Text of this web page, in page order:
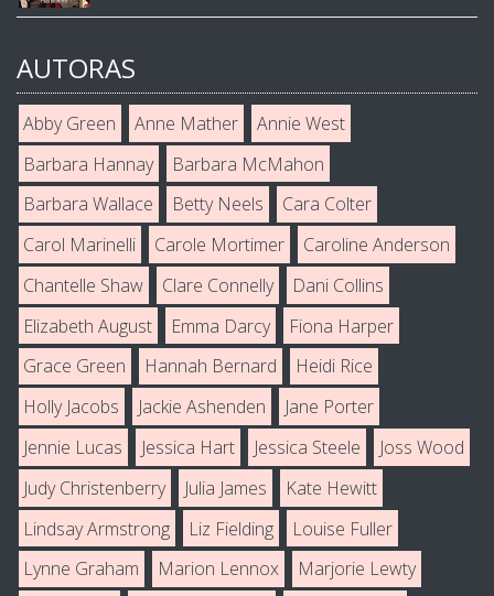
AUTORAS
Abby Green Anne Mather
Annie West
Barbara Hannay
Barbara McMahon
Barbara Wallace
Betty Neels
Cara Colter
Carol Marinelli
Carole Mortimer
Caroline Anderson
Chantelle Shaw
Clare Connelly
Dani Collins
Elizabeth August
Emma Darcy
Fiona Harper
Grace Green
Hannah Bernard
Heidi Rice
Holly Jacobs
Jackie Ashenden
Jane Porter
Jennie Lucas
Jessica Hart Jessica Steele
Joss Wood
Judy Christenberry
Julia James
Kate Hewitt
Lindsay Armstrong
Liz Fielding
Louise Fuller
Lynne Graham
Marion Lennox
Marjorie Lewty